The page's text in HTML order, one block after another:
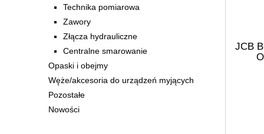
Technika pomiarowa
Zawory
Złącza hydrauliczne
Centralne smarowanie
Opaski i obejmy
Węże/akcesoria do urządzeń myjących
Pozostałe
Nowości
JCB